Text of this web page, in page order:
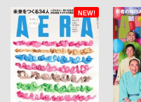
NEW!